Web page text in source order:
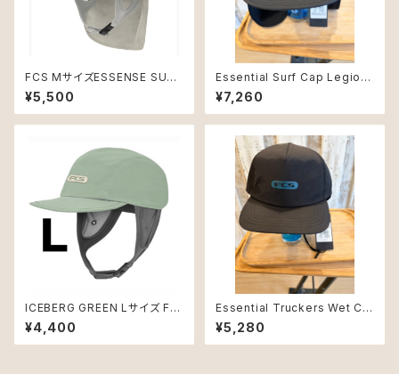
FCS MサイズESSENSE SURF
BUCKET HAT サーフハット
バケットハットワームグレー
¥5,500
Essential Surf Cap Legion
naire Hat Lサイズ
¥7,260
ICEBERG GREEN Lサイズ FC
S ESSENTIAL SURF CAP IC
EBERG
¥4,400
Essential Truckers Wet Ca
p Black/Eclipse
¥5,280